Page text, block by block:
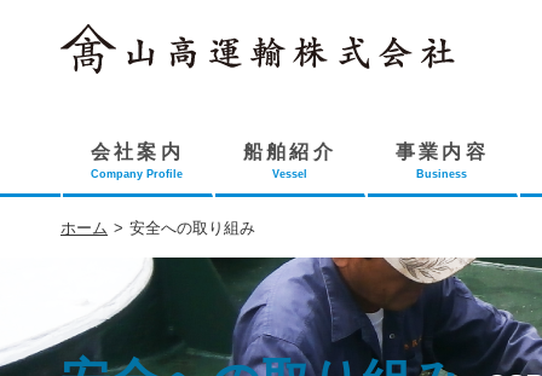
会社案内
Company Profile
船舶紹介
Vessel
事業内容
Business
ホーム > 安全への取り組み